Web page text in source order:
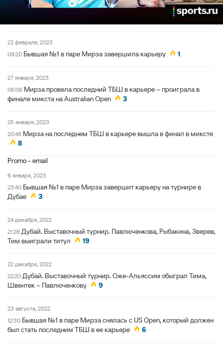
22 февраля, 2023
09:20 Бывшая №1 в паре Мирза завершила карьеру 1
27 января, 2023
06:06 Мирза провела последний ТБШ в карьере – проиграла в
финале микста на Australian Open
3
25 января, 2023
20:48 Мирза на последнем ТБШ в карьере вышла в финал в миксте
8
Promo - email
6 января, 2023
23:40 Бывшая №1 в паре Мирза завершит карьеру на турнире в
Дубае
3
24 декабря, 2022
21:28 Дубай. Выставочный турнир. Павлюченкова, Рыбакина, Зверев,
Тим выиграли титул
19
22 декабря, 2022
22:20 Дубай. Выставочный турнир. Оже-Альяссим обыграл Тима,
Швентек – Павлюченкову
9
23 августа, 2022
12:30 Бывшая №1 в паре Мирза снялась с US Open, который должен
был стать последним ТБШ в ее карьере
6